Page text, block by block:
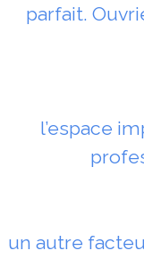
parfait.
l’espace
un autre